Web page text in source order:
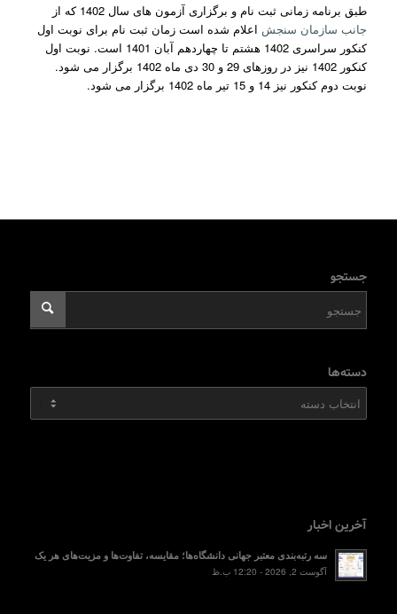
طبق برنامه زمانی ثبت نام و برگزاری آزمون های سال 1402 که از
جانب سازمان سنجش اعلام شده است زمان ثبت نام برای نوبت اول
کنکور سراسری 1402 هشتم تا چهاردهم آبان 1401 است. نوبت اول
کنکور 1402 نیز در روزهای 29 و 30 دی ماه 1402 برگزار می شود.
نوبت دوم کنکور نیز 14 و 15 تیر ماه 1402 برگزار می شود.
جستجو
دسته‌ها
آخرین اخبار
سه رتبه‌بندی معتبر جهانی دانشگاه‌ها؛ مقایسه، تفاوت‌ها و مزیت‌های هر یک
آگوست 2, 2026 - 12:20 ب.ظ